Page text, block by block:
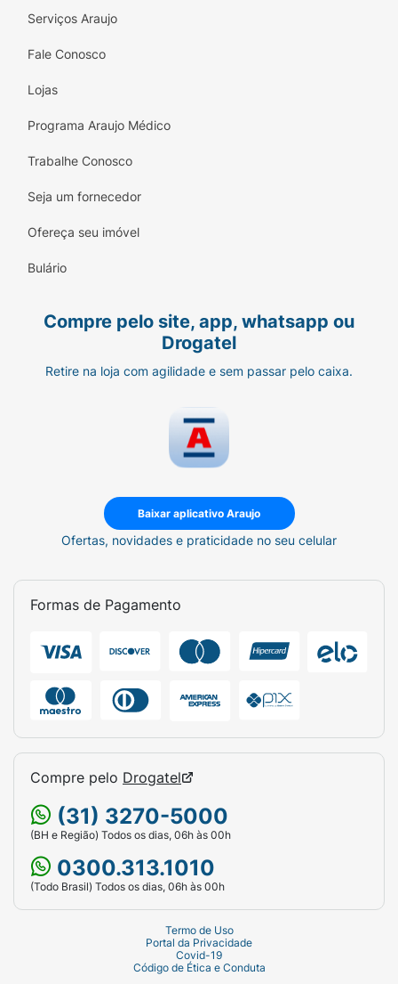
Serviços Araujo
Fale Conosco
Lojas
Programa Araujo Médico
Trabalhe Conosco
Seja um fornecedor
Ofereça seu imóvel
Bulário
Compre pelo site, app, whatsapp ou
Drogatel
Retire na loja com agilidade e sem passar pelo caixa.
Baixar aplicativo Araujo
Ofertas, novidades e praticidade no seu celular
Formas de Pagamento
Compre pelo Drogatel
(31) 3270-5000
(BH e Região) Todos os dias, 06h às 00h
0300.313.1010
(Todo Brasil) Todos os dias, 06h às 00h
Termo de Uso
Portal da Privacidade
Covid-19
Código de Ética e Conduta